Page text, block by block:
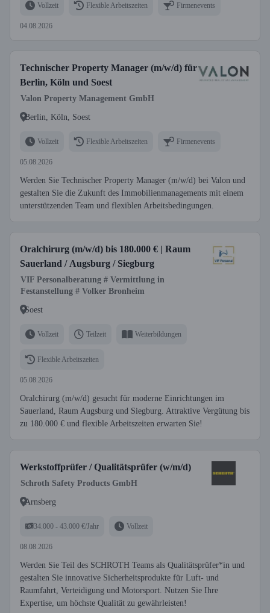
Vollzeit Flexible Arbeitszeiten Firmenevents
04.08.2026
Technischer Property Manager (m/w/d) für
Berlin, Köln und Soest
Valon Property Management GmbH
Berlin, Köln, Soest
Vollzeit Flexible Arbeitszeiten Firmenevents
05.08.2026
Werden Sie Technischer Property Manager (m/w/d) bei Valon und
gestalten Sie die Zukunft des Immobilienmanagements mit einem
unterstützenden Team und flexiblen Arbeitsbedingungen.
Oralchirurg (m/w/d) bis 180.000 € | Raum
Sauerland / Augsburg / Siegburg
VIF Personalberatung # Vermittlung in
Festanstellung # Volker Bronheim
Soest
Vollzeit Teilzeit Weiterbildungen
Flexible Arbeitszeiten
05.08.2026
Oralchirurg (m/w/d) gesucht für moderne Einrichtungen im
Sauerland, Raum Augsburg und Siegburg. Attraktive Vergütung bis
zu 180.000 € und flexible Arbeitszeiten erwarten Sie!
Werkstoffprüfer / Qualitätsprüfer (w/m/d)
Schroth Safety Products GmbH
Arnsberg
34.000 - 43.000 €/Jahr Vollzeit
08.08.2026
Werden Sie Teil des SCHROTH Teams als Qualitätsprüfer*in und
gestalten Sie innovative Sicherheitsprodukte für Luft- und
Raumfahrt, Verteidigung und Motorsport. Nutzen Sie Ihre
Expertise, um höchste Qualität zu gewährleisten!